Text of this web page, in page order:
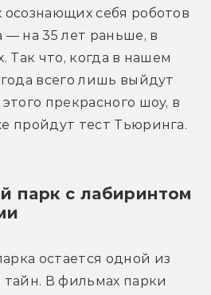
осознающих себя роботов
— на 35 лет раньше, в
Так что, когда в нашем
всего лишь выйдут
прекрасного шоу, в
пройдут тест Тьюринга.
парк с лабиринтом
остается одной из
В фильмах парки